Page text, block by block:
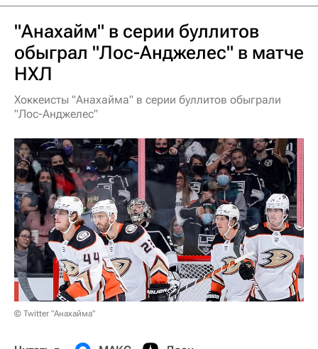
"Анахайм" в серии буллитов
обыграл "Лос-Анджелес" в матче
НХЛ
Хоккеисты "Анахайма" в серии буллитов обыграли
"Лос-Анджелес"
© Twitter "Анахайма"